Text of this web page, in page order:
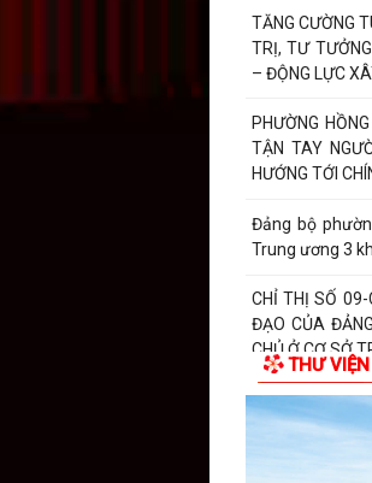
TĂNG CƯỜNG
TRỊ, TƯ
– ĐỘNG LỰC
PHƯỜNG
TẬN TAY
HƯỚNG TỚI
Đảng bộ
Trung ương 3
CHỈ THỊ SỐ 09-
ĐẠO CỦA
CHỦ Ở CƠ SỞ
TRUNG ƯƠNG
ĐIỀU ĐẢNG
ĐẢNG UỶ -
THƯ